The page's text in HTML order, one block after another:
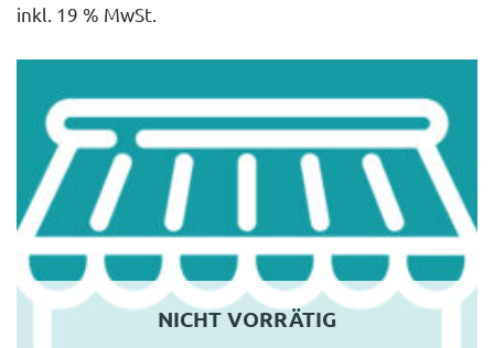
inkl. 19 % MwSt.
NICHT VORRÄTIG